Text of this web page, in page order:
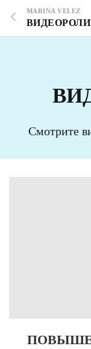
MARINA VELEZ
Смотрите